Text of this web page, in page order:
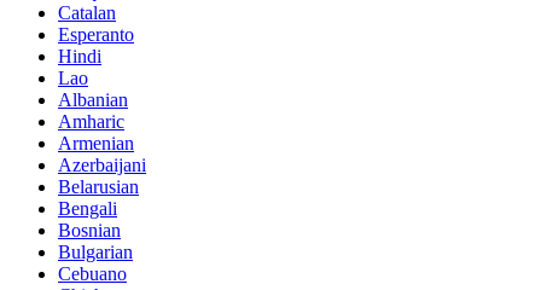
Catalan
Esperanto
Hindi
Lao
Albanian
Amharic
Armenian
Azerbaijani
Belarusian
Bengali
Bosnian
Bulgarian
Cebuano